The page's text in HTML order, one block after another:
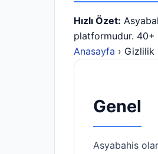
Hızlı Özet:
platformudur. 40+
Anasayfa › Gizlilik
Genel
Asyabahis